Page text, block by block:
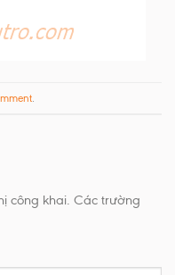
công khai. Các trường